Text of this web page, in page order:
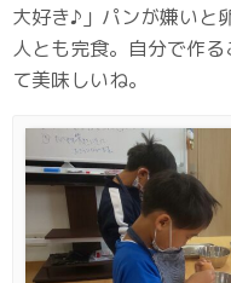
大好き♪」パンが嫌いと
人とも完食。自分で作
て美味しいね。